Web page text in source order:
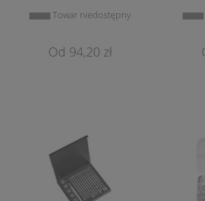
Towar niedostępny
94,20 zł